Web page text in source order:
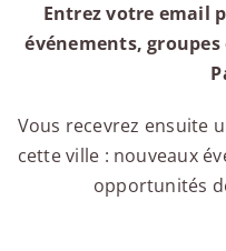
Entrez votre email
événements,
Vous recevrez ensuite
cette ville : nouveaux
opportunités